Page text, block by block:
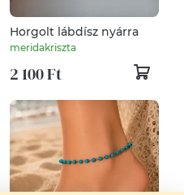
Horgolt lábdísz nyárra
meridakriszta
2 100 Ft